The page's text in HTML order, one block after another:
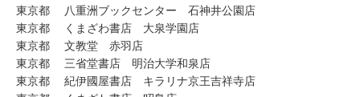
東京都 八重洲ブックセンター 石神井公園店
東京都 くまざわ書店 大泉学園店
東京都 文教堂 赤羽店
東京都 三省堂書店 明治大学和泉店
東京都 紀伊國屋書店 キラリナ京王吉祥寺店